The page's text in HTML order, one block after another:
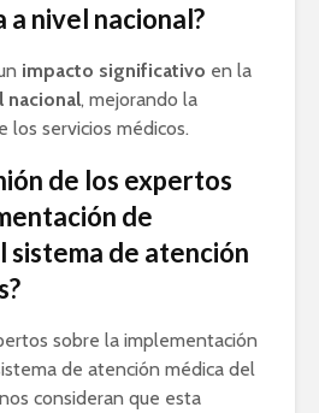
a nivel nacional?
impacto significativo en la
nacional, mejorando la
los servicios médicos.
de los expertos
de
sistema de atención
sobre la implementación
de atención médica del
consideran que esta